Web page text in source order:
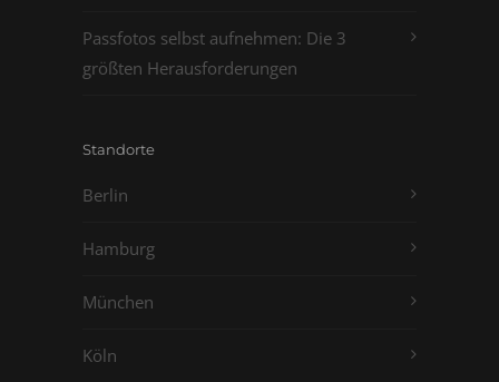
Passfotos selbst aufnehmen: Die 3
größten Herausforderungen
Standorte
Berlin
Hamburg
München
Köln